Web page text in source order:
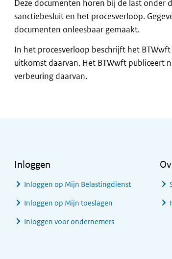
Deze documenten horen bij de last onder
sanctiebesluit en het procesverloop.
documenten onleesbaar gemaakt.
In het procesverloop beschrijft het
uitkomst daarvan. Het BTWwft publiceert
verbeuring daarvan.
Inloggen
Inloggen op Mijn Belastingdienst
Inloggen op Mijn toeslagen
Inloggen voor ondernemers